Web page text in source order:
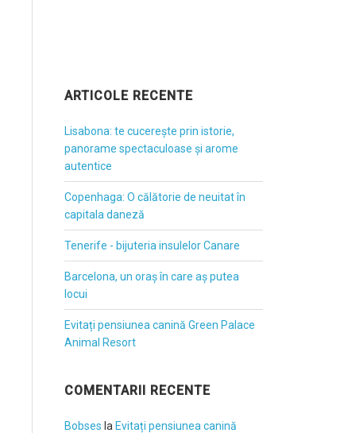
ARTICOLE RECENTE
Lisabona: te cucerește prin istorie,
panorame spectaculoase și arome
autentice
Copenhaga: O călătorie de neuitat în
capitala daneză
Tenerife - bijuteria insulelor Canare
Barcelona, un oraș în care aș putea
locui
Evitați pensiunea canină Green Palace
Animal Resort
COMENTARII RECENTE
Bobses la Evitați pensiunea canină